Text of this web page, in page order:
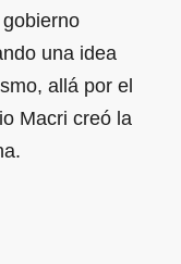
una idea
allá por el
Macri creó la